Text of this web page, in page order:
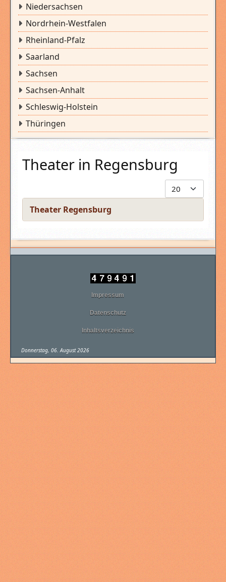
Impressum
Datenschutz
Inhaltsverzeichnis
Donnerstag, 06. August 2026
Niedersachsen
Nordrhein-Westfalen
Rheinland-Pfalz
Saarland
Sachsen
Sachsen-Anhalt
Schleswig-Holstein
Thüringen
Theater in Regensburg
Anzeige #
Titel
Theater Regensburg